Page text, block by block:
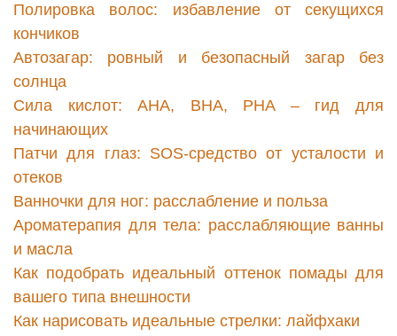
Полировка волос: избавление от секущихся
кончиков
Автозагар: ровный и безопасный загар без
солнца
Сила кислот: AHA, BHA, PHA – гид для
начинающих
Патчи для глаз: SOS-средство от усталости и
отеков
Ванночки для ног: расслабление и польза
Ароматерапия для тела: расслабляющие ванны
и масла
Как подобрать идеальный оттенок помады для
вашего типа внешности
Как нарисовать идеальные стрелки: лайфхаки